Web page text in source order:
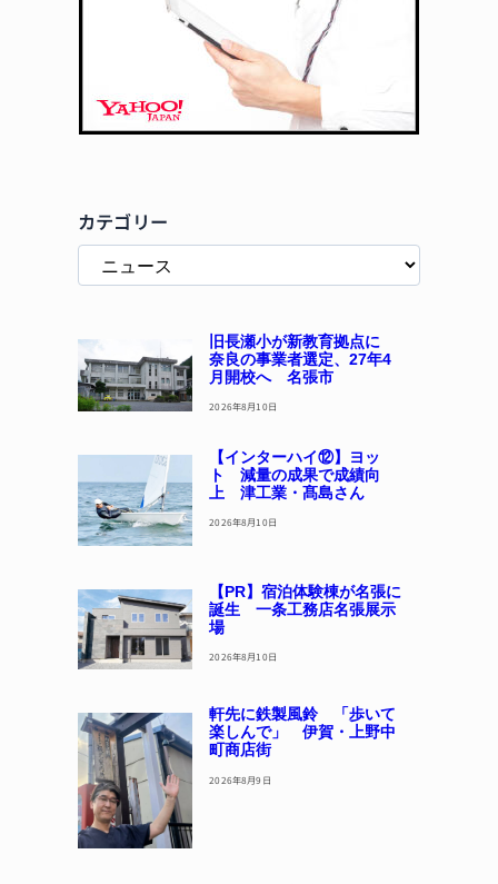
カテゴリー
旧長瀬小が新教育拠点に
奈良の事業者選定、27年4
月開校へ 名張市
2026年8月10日
【インターハイ⑫】ヨッ
ト 減量の成果で成績向
上 津工業・髙島さん
2026年8月10日
【PR】宿泊体験棟が名張に
誕生 一条工務店名張展示
場
2026年8月10日
軒先に鉄製風鈴 「歩いて
楽しんで」 伊賀・上野中
町商店街
2026年8月9日